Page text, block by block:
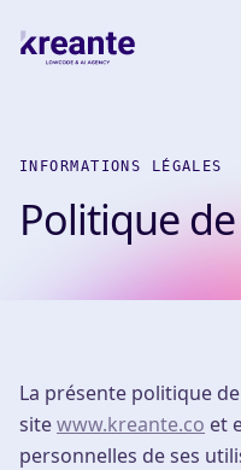
À propos
INFORMATIONS LÉGALES
Politique
La présente politique
sitewww.kreante.co et
personnelles de ses